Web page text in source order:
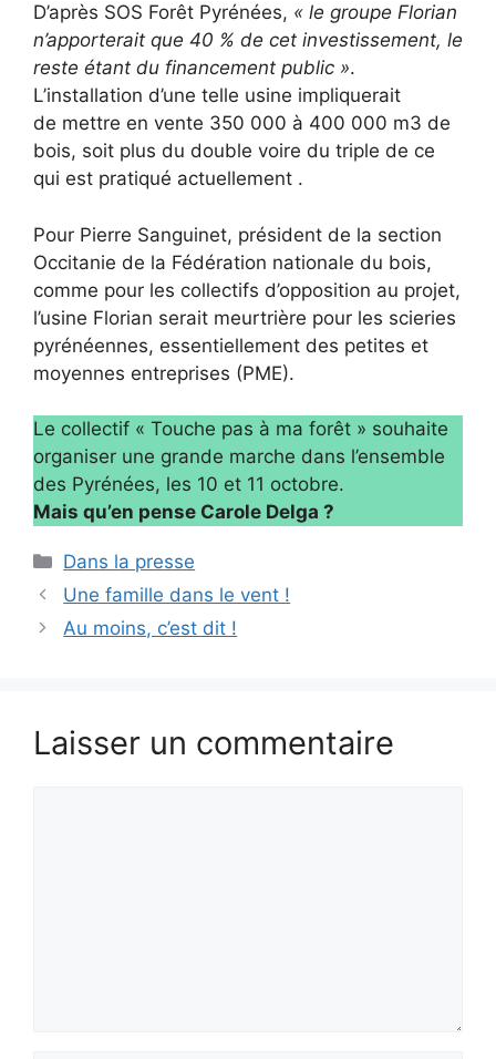
D’après SOS Forêt Pyrénées, « le groupe Florian
n’apporterait que 40 % de cet investissement, le
reste étant du financement public ».
L’installation d’une telle usine impliquerait
de mettre en vente 350 000 à 400 000 m3 de
bois, soit plus du double voire du triple de ce
qui est pratiqué actuellement .
Pour Pierre Sanguinet, président de la section
Occitanie de la Fédération nationale du bois,
comme pour les collectifs d’opposition au projet,
l’usine Florian serait meurtrière pour les scieries
pyrénéennes, essentiellement des petites et
moyennes entreprises (PME).
Le collectif « Touche pas à ma forêt » souhaite
organiser une grande marche dans l’ensemble
des Pyrénées, les 10 et 11 octobre.
Mais qu’en pense Carole Delga ?
Catégories
Dans la presse
Une famille dans le vent !
Au moins, c’est dit !
Laisser un commentaire